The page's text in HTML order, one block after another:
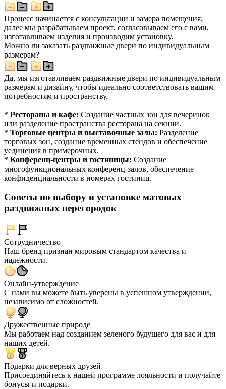
Процесс начинается с консультации и замера помещения,
далее мы разрабатываем проект, согласовываем его с вами,
изготавливаем изделия и производим установку.
Можно ли заказать раздвижные двери по индивидуальным
размерам?
Да, мы изготавливаем раздвижные двери по индивидуальным
размерам и дизайну, чтобы идеально соответствовать вашим
потребностям и пространству.
* Рестораны и кафе: Создание частных зон для вечеринок
или разделение пространства ресторана на секции.
* Торговые центры и выставочные залы: Разделение
торговых зон, создание временных стендов и обеспечение
уединения в примерочных.
* Конференц-центры и гостиницы: Создание
многофункциональных конференц-залов, обеспечение
конфиденциальности в номерах гостиниц.
Советы по выбору и установке матовых
раздвижных перегородок
Сотрудничество
Наш бренд признан мировым стандартом качества и
надежности.
Онлайн-утверждение
С нами вы можете быть уверены в успешном утверждении,
независимо от сложностей.
Дружественные природе
Мы работаем над созданием зеленого будущего для вас и для
наших детей.
Подарки для верных друзей
Присоединяйтесь к нашей программе лояльности и получайте
бонусы и подарки.